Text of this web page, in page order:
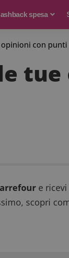
spesa
con punti
e ricevi
scopri